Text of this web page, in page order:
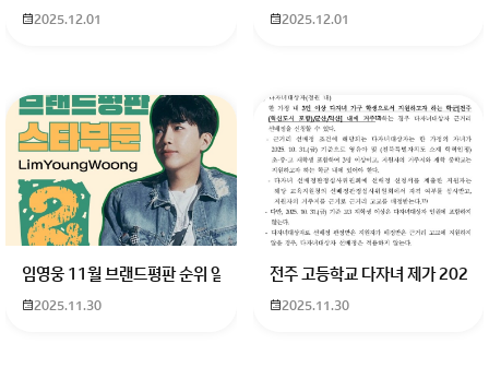
2025.12.01 2025.12.01
임영웅 11월 브랜드평판 순위 알고싶어요 임영웅 11월 브랜드평판에서
2025.11.30
전주 고등학교 다자녀 제가 2027
2025.11.30